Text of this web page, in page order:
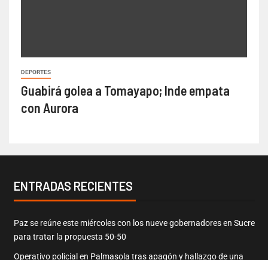
DEPORTES
Guabirá golea a Tomayapo; Inde empata
con Aurora
ENTRADAS RECIENTES
Paz se reúne este miércoles con los nueve gobernadores en Sucre
para tratar la propuesta 50-50
Operativo policial en Palmasola tras apagón y hallazgo de una